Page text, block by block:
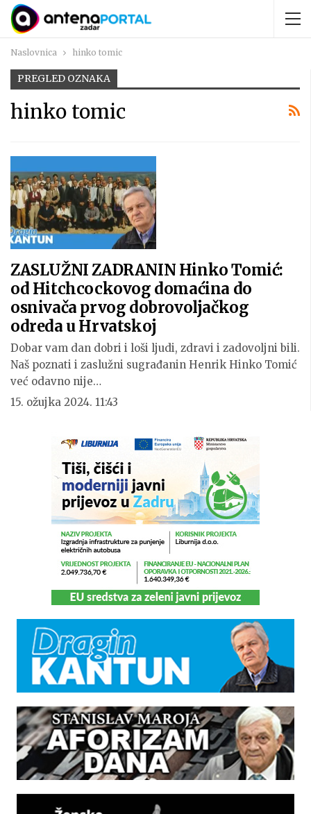
Naslovnica hinko tomic
PREGLED OZNAKA
hinko tomic
ZASLUŽNI ZADRANIN Hinko Tomić:
od Hitchcockovog domaćina do
osnivača prvog dobrovoljačkog
odreda u Hrvatskoj
Dobar vam dan dobri i loši ljudi, zdravi i zadovoljni bili.
Naš poznati i zaslužni sugrađanin Henrik Hinko Tomić
već odavno nije…
15. ožujka 2024. 11:43